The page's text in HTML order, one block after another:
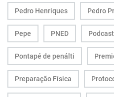
Pedro Henriques Pedro
Pepe PNED Podcast
Pontapé de penálti
Preparação Física